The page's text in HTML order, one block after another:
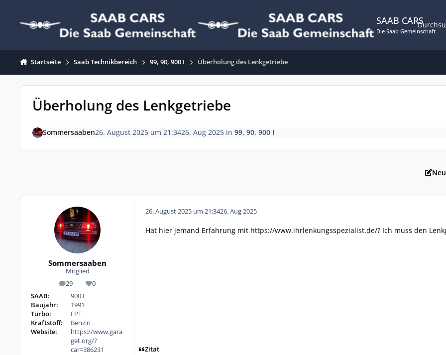
SAAB CARS
Die Saab Gemeinschaft
Startseite Saab Technikbereich 99, 90, 900 I Überholung des Lenkgetriebe
Überholung des Lenkgetriebe
Sommersaaben26. August 2025 um 21:3426. Aug 2025in 99, 90, 900 I
Sommersaaben
Mitglied
29
Beiträge 0
Reputation
SAAB:
900 I
Baujahr:
1991
Turbo:
FPT
Kraftstoff:
Benzin
Website:
https://www.gara
get.org/?
car=386231
26. August 2025 um 21:3426. Aug 2025
Hat hier jemand Erfahrung mit https://www.ihrlenkungsspezialist.de/? Ich muss den
Zitat